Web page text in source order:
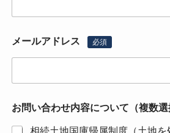
メールアドレス 必須
お問い合わせ内容について（複数選
相続土地国庫帰属制度（土地を